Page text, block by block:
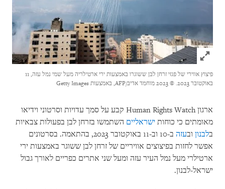
Click to expand Image
פיצוץ אווירי של פגזי זרחן לבן ששוגרו באמצעות ירי ארטילריה מעל שמי נמל עזה, 11
באוקטובר 2023.
© 2023 מוחמד אדיב/AFP, באמצעות Getty Images
ארגון Human Rights Watch קבע על סמך עדויות וסרטוני וידיאו
מאומתים כי כוחות ישראליים השתמשו בזרחן לבן בפעולות צבאיות
בלבנון ובעזה
ב-10 וב-11 באוקטובר 2023, בהתאמה. בסרטונים
אפשר לחזות בפיצוצים אוויריים של זרחן לבן ששוגר באמצעות ירי
ארטילרי מעל נמל העיר עזה ומעל שני אתרים כפריים לאורך גבול
ישראל-לבנון.